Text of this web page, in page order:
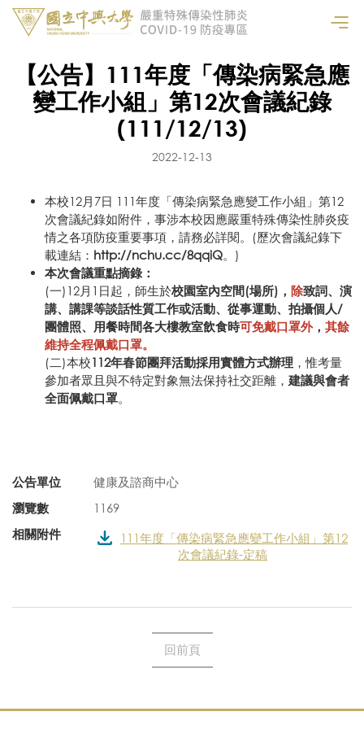
【公告】111年度「傳染病緊急應
變工作小組」第12次會議紀錄
(111/12/13)
2022-12-13
本校12月7日 111年度「傳染病緊急應變工作小組」第12
次會議紀錄如附件，事涉本校因應嚴重特殊傳染性肺炎疫
情之各項防疫重要事項，請務必詳閱。(歷次會議紀錄下
載連結： http://nchu.cc/8qqiQ。)
本次會議重點摘錄：
(一)12月1日起，師生於校園室內空間(場所)， 除致詞、演
講、講課等談話性質工作或活動、從事運動、拍攝個人/
團體照、用餐時間各大樓教室飲食時可免戴口罩外， 其餘
維持全程佩戴口罩。
(二)本校112年春節團拜活動採用實體方式辦理 ，惟考量
參加者眾且與不特定對象無法保持社交距離， 建議與會者
全面佩戴口罩。
公告單位
健康及諮商中心
瀏覽數
1169
相關附件
111年度「傳染病緊急應變工作小組」第12
次會議紀錄-定稿
回前頁